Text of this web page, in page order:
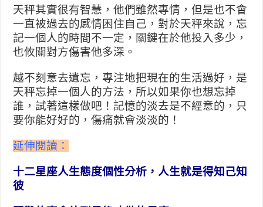
天秤其實很有智慧，他們雖然專情，但是也不會
一直被過去的感情困住自己，對於天秤來說，忘
記一個人的時間不一定 ，關鍵在於他投入多少，
也攸關對方傷害他多深。
越不刻意去遺忘，專注地把現在的生活過好，是
天秤忘掉一個人的方法，所以如果你也想忘掉
誰，試著這樣做吧！記憶的淡去是不經意的，只
要你能好好的，傷痛就會淡淡的！
延伸閱讀：
十二星座人生態度個性分析，人生就是得知己知
彼